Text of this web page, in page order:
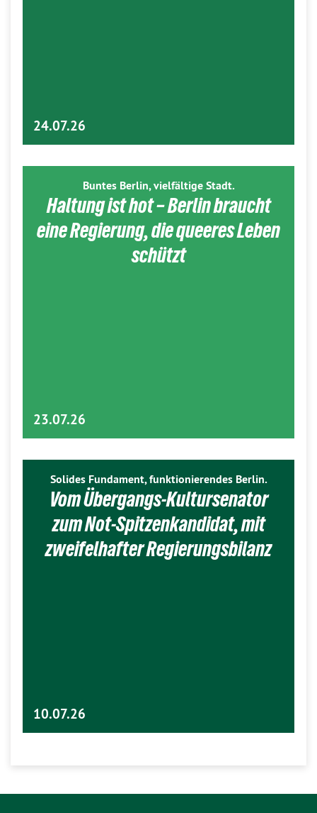
24.07.26
Buntes Berlin, vielfältige Stadt.
Haltung ist hot – Berlin braucht
eine Regierung, die queeres Leben
schützt
23.07.26
Solides Fundament, funktionierendes Berlin.
Vom Übergangs-Kultursenator
zum Not-Spitzenkandidat, mit
zweifelhafter Regierungsbilanz
10.07.26